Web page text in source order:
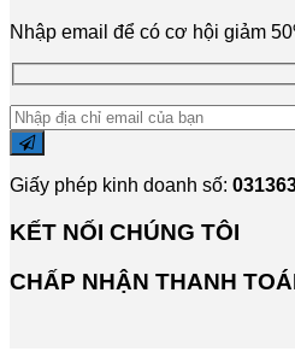
Nhập email để có cơ hội giảm
Giấy phép kinh doanh số:
KẾT NỐI CHÚNG TÔI
CHẤP NHẬN THANH